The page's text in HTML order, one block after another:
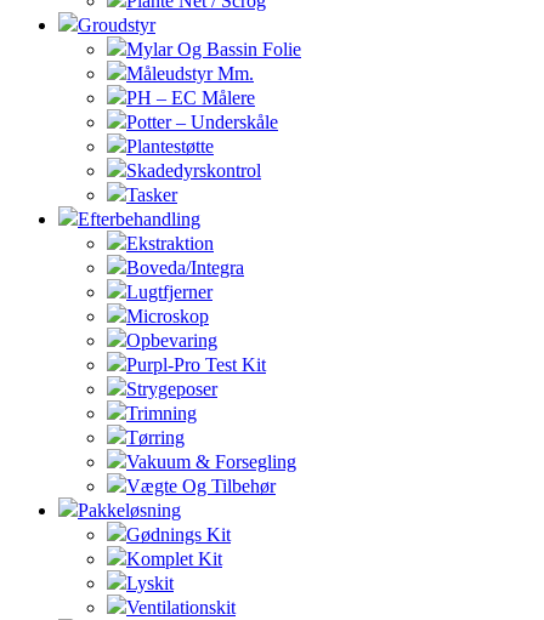
Groudstyr
Mylar Og Bassin Folie
Måleudstyr Mm.
PH – EC Målere
Potter – Underskåle
Plantestøtte
Skadedyrskontrol
Tasker
Efterbehandling
Ekstraktion
Boveda/Integra
Lugtfjerner
Microskop
Opbevaring
Purpl-Pro Test Kit
Strygeposer
Trimning
Tørring
Vakuum & Forsegling
Vægte Og Tilbehør
Pakkeløsning
Gødnings Kit
Komplet Kit
Lyskit
Ventilationskit